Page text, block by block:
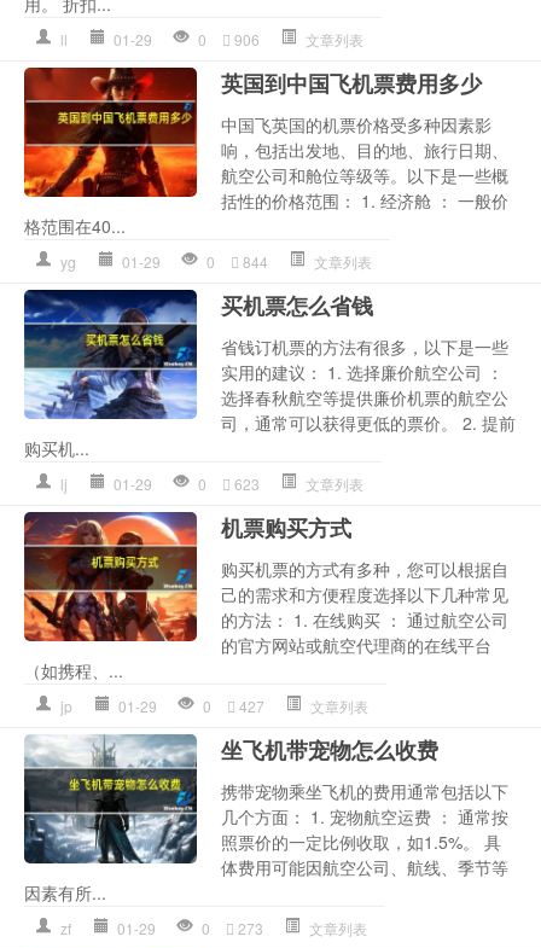
ll 01-29 0 906 文章列表
英国到中国飞机票费用多少
中国飞英国的机票价格受多种因素影
响，包括出发地、目的地、旅行日期、
航空公司和舱位等级等。以下是一些概
括性的价格范围： 1. 经济舱 ： 一般价
格范围在40...
yg 01-29 0 844 文章列表
买机票怎么省钱
省钱订机票的方法有很多，以下是一些
实用的建议： 1. 选择廉价航空公司 ：
选择春秋航空等提供廉价机票的航空公
司，通常可以获得更低的票价。 2. 提前
购买机...
lj 01-29 0 623 文章列表
机票购买方式
购买机票的方式有多种，您可以根据自
己的需求和方便程度选择以下几种常见
的方法： 1. 在线购买 ： 通过航空公司
的官方网站或航空代理商的在线平台
（如携程、...
jp 01-29 0 427 文章列表
坐飞机带宠物怎么收费
携带宠物乘坐飞机的费用通常包括以下
几个方面： 1. 宠物航空运费 ： 通常按
照票价的一定比例收取，如1.5%。 具
体费用可能因航空公司、航线、季节等
因素有所...
zf 01-29 0 273 文章列表